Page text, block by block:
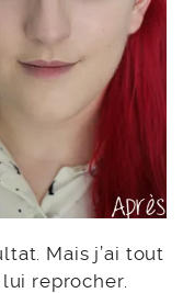
Mais j’ai tout
reprocher.